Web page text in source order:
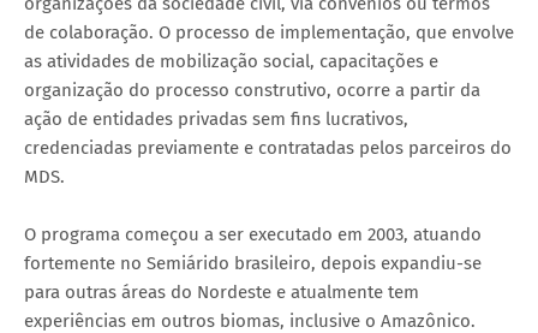
de colaboração. O processo de implementação, que envolve
as atividades de mobilização social, capacitações e
organização do processo construtivo, ocorre a partir da
ação de entidades privadas sem fins lucrativos,
credenciadas previamente e contratadas pelos parceiros do
MDS.
O programa começou a ser executado em 2003, atuando
fortemente no Semiárido brasileiro, depois expandiu-se
para outras áreas do Nordeste e atualmente tem
experiências em outros biomas, inclusive o Amazônico.